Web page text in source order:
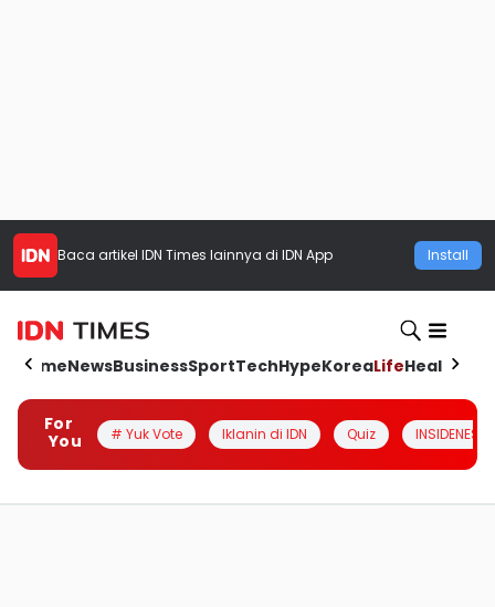
Baca artikel IDN Times lainnya di IDN App Install
HomeNewsBusinessSportTechHypeKoreaLifeHealth
For
You
# Yuk Vote Iklanin di IDN Quiz INSIDENESIA